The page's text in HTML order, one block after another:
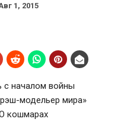
1, 2015
с началом войны
модельер мира»
кошмарах